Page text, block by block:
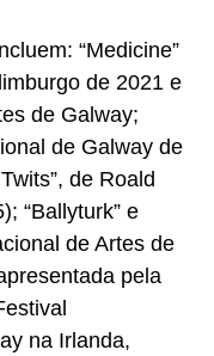
“Medicine”
de 2021 e
de Galway;
de Galway de
de Roald
“Ballyturk” e
de Artes de
pela
na Irlanda,